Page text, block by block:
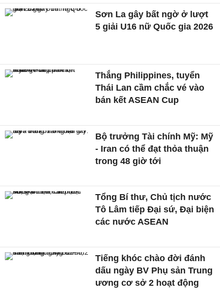
Sơn La gây bất ngờ ở lượt
5 giải U16 nữ Quốc gia 2026
Thắng Philippines, tuyển
Thái Lan cầm chắc vé vào
bán kết ASEAN Cup
Bộ trưởng Tài chính Mỹ: Mỹ
- Iran có thể đạt thỏa thuận
trong 48 giờ tới
Tổng Bí thư, Chủ tịch nước
Tô Lâm tiếp Đại sứ, Đại biện
các nước ASEAN
Tiếng khóc chào đời đánh
dấu ngày BV Phụ sản Trung
ương cơ sở 2 hoạt động